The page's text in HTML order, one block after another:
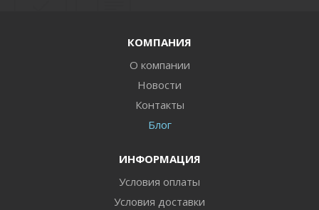
КОМПАНИЯ
О компании
Новости
Контакты
Блог
ИНФОРМАЦИЯ
Условия оплаты
Условия доставки